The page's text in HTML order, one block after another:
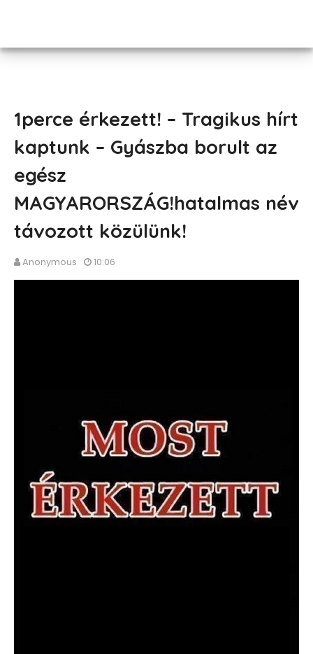
1perce érkezett! – Tragikus hírt
kaptunk – Gyászba borult az
egész
MAGYARORSZÁG!hatalmas név
távozott közülünk!
Anonymous 10:06